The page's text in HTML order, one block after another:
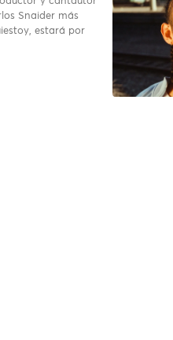
Snaider más
estará por